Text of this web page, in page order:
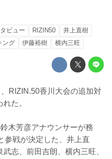
ビュー RIZIN50
井上直樹
ング 伊藤裕樹 横内三旺
RIZIN.50香川大会の追加対
た。
木芳彦アナウンサーが務
参戦が決定した、井上直
志、前田吉朗、横内三旺、